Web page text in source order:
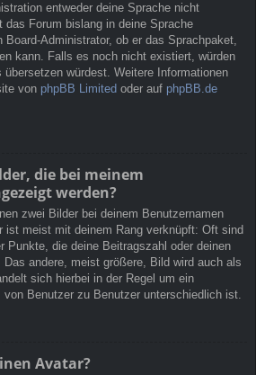
entweder deine Sprache nicht
das Forum bislang in deine Sprache
Board-Administrator, ob er das Sprachpaket,
kann. Falls es noch nicht existiert, würden
würdest. Weitere Informationen
von phpBB Limited oder auf phpBB.de
die bei meinem
werden?
zwei Bilder bei deinem Benutzernamen
ist meist mit deinem Rang verknüpft: Oft sind
Punkte, die deine Beitragszahl oder deinen
andere, meist größere, Bild wird auch als
sich hierbei in der Regel um ein
Benutzer zu Benutzer unterschiedlich ist.
Avatar?